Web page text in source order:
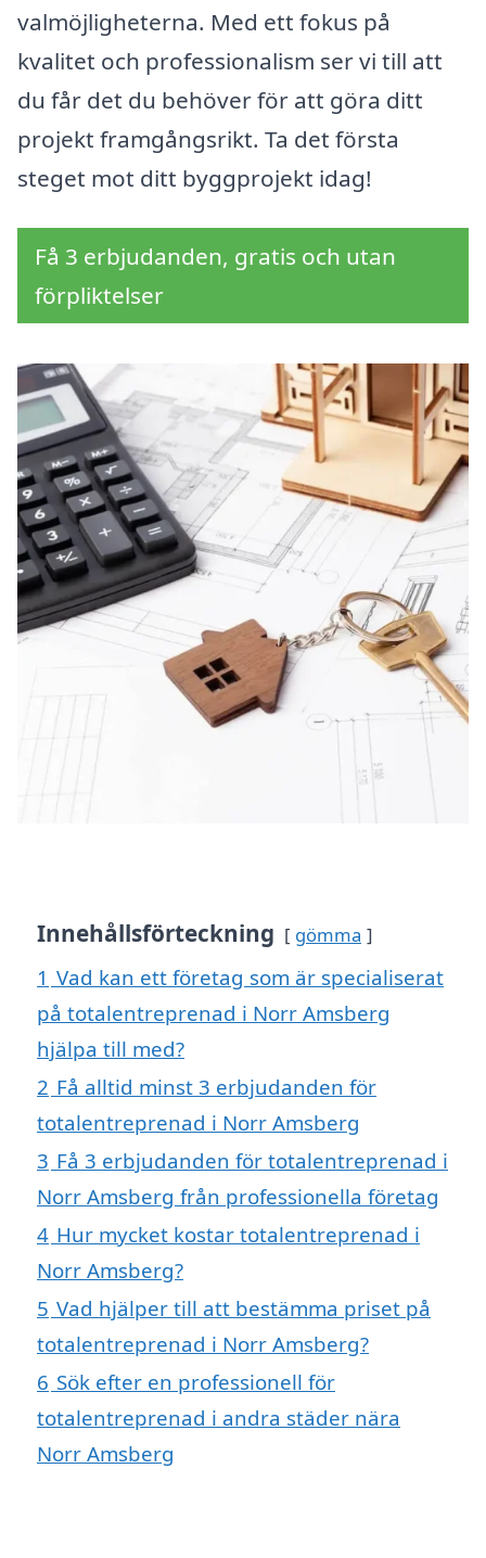
valmöjligheterna. Med ett fokus på
kvalitet och professionalism ser vi till att
du får det du behöver för att göra ditt
projekt framgångsrikt. Ta det första
steget mot ditt byggprojekt idag!
Få 3 erbjudanden, gratis och utan
förpliktelser
Innehållsförteckning gömma
1 Vad kan ett företag som är specialiserat
på totalentreprenad i Norr Amsberg
hjälpa till med?
2 Få alltid minst 3 erbjudanden för
totalentreprenad i Norr Amsberg
3 Få 3 erbjudanden för totalentreprenad i
Norr Amsberg från professionella företag
4 Hur mycket kostar totalentreprenad i
Norr Amsberg?
5 Vad hjälper till att bestämma priset på
totalentreprenad i Norr Amsberg?
6 Sök efter en professionell för
totalentreprenad i andra städer nära
Norr Amsberg